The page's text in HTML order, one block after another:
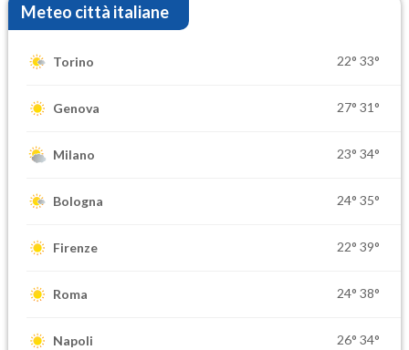
Meteo città italiane
Torino 22° 33°
Genova 27° 31°
Milano 23° 34°
Bologna 24° 35°
Firenze 22° 39°
Roma 24° 38°
Napoli 26° 34°